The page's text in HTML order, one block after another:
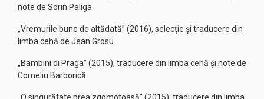
note de Sorin Paliga
„Vremurile bune de altădată” (2016), selecţie şi traducere din
limba cehă de Jean Grosu
„Bambini di Praga” (2015), traducere din limba cehă şi note de
Corneliu Barborică